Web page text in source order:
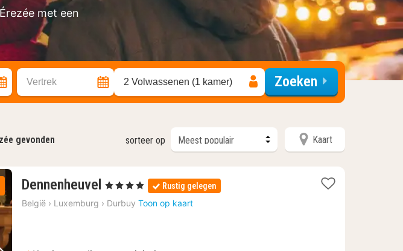
met een
Vertrek 2 Volwassenen (1 kamer) Zoeken
gevonden sorteer op Kaart
Dennenheuvel 2
nachten
vanaf
, 4 Sterren Rustig gelegen
België › Luxemburg › Durbuy Toon op kaart